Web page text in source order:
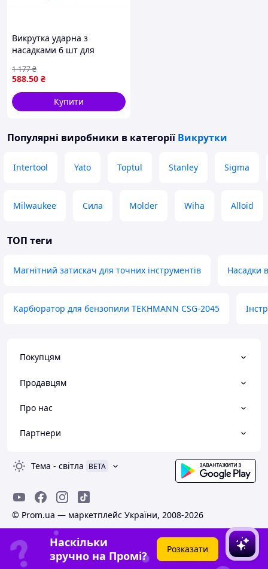
Викрутка ударна з
насадками 6 шт для
зручний інструмент для
роботи
588.50 ₴
1 177₴
Купити
Популярні виробники в категорії Викрутки
Intertool Yato Toptul Stanley Sigma
Milwaukee Сила Molder Wiha Alloid
ТОП теги
Магнітний затискач для точних інструментів Насадки
Карбюратор для бензопили TEKHMANN CSG-2045
Покупцям
Продавцям
Про нас
Партнери
Тема - світла BETA
© Prom.ua — маркетплейс України, 2008-2026
Наскільки
зручно на Промі?
Розказати